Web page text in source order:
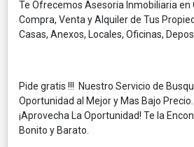
Te Ofrecemos Asesoria Inmobiliaria en
Compra, Venta y Alquiler de Tus
Casas, Anexos, Locales, Oficinas,
Pide gratis !!! Nuestro Servicio de
Oportunidad al Mejor y Mas Bajo Precio.
¡Aprovecha La Oportunidad! Te la
Bonito y Barato.